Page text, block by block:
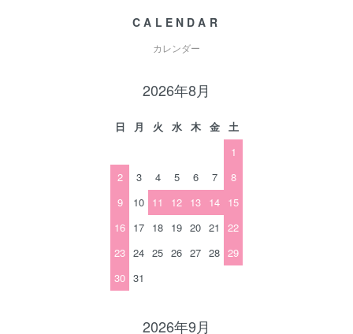
CALENDAR
カレンダー
2026年8月
日 月 火 水 木 金
土
1
2
3 4 5 6 7
8
9
10 11 12 13 14 15
16 17 18 19 20 21
22
23 24 25 26 27 28 29
30 31
2026年9月